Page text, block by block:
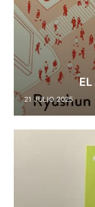
EL
21 JULIO 2025